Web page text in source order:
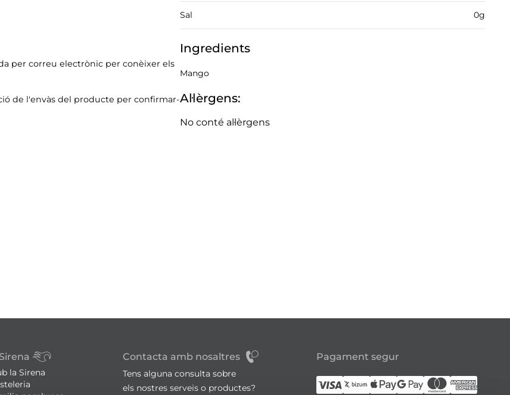
per correu electrònic per conèixer els
de l'envàs del producte per confirmar-
Sal 0g
Ingredients
Mango
Al·lèrgens:
No conté al·lèrgens
la Sirena
Contacta amb nosaltres
Tens alguna consulta sobre
els nostres serveis o productes?
Pagament segur